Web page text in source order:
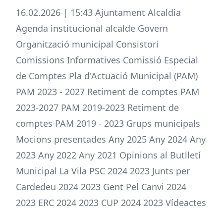
16.02.2026 | 15:43 Ajuntament Alcaldia
Agenda institucional alcalde Govern
Organització municipal Consistori
Comissions Informatives Comissió Especial
de Comptes Pla d'Actuació Municipal (PAM)
PAM 2023 - 2027 Retiment de comptes PAM
2023-2027 PAM 2019-2023 Retiment de
comptes PAM 2019 - 2023 Grups municipals
Mocions presentades Any 2025 Any 2024 Any
2023 Any 2022 Any 2021 Opinions al Butlletí
Municipal La Vila PSC 2024 2023 Junts per
Cardedeu 2024 2023 Gent Pel Canvi 2024
2023 ERC 2024 2023 CUP 2024 2023 Vídeactes